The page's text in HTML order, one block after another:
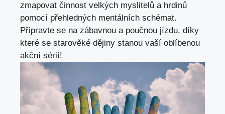
zmapovat činnost‌ velkých myslitelů a hrdinů
pomocí přehledných mentálních schémat.
‌Připravte ⁣se na ⁣zábavnou a poučnou jízdu, ⁢díky
⁤které ⁢se ⁤starověké dějiny ⁣stanou vaší oblíbenou
akční⁣ sérií!